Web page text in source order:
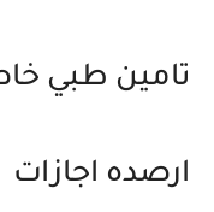
تامين طبي
ارصده اجازات